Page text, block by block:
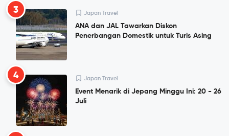
3 Japan Travel
ANA dan JAL Tawarkan Diskon
Penerbangan Domestik untuk Turis Asing
4 Japan Travel
Event Menarik di Jepang Minggu Ini: 20 - 26
Juli